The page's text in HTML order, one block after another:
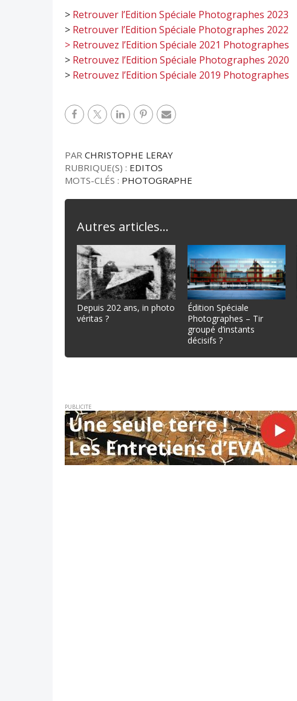
> Retrouver l’Edition Spéciale Photographes 2023
> Retrouver l’Edition Spéciale Photographes 2022
> Retrouvez l’Edition Spéciale 2021 Photographes
> Retrouvez l’Edition Spéciale Photographes 2020
> Retrouvez l’Edition Spéciale 2019 Photographes
PAR CHRISTOPHE LERAY
RUBRIQUE(S) : EDITOS
MOTS-CLÉS : PHOTOGRAPHE
Autres articles...
Depuis 202 ans, in photo
véritas ?
Édition Spéciale
Photographes – Tir
groupé d’instants
décisifs ?
PUBLICITE